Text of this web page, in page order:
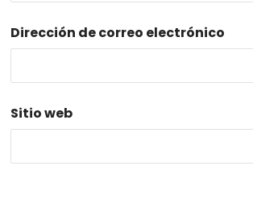
Dirección de correo electrónico
Sitio web